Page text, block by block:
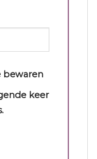
bewaren
keer